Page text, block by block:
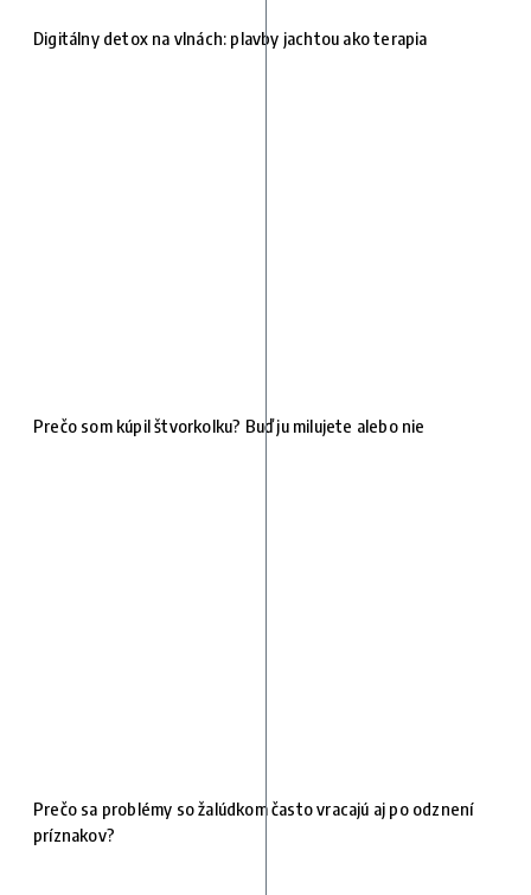
Digitálny detox na vlnách: plavby jachtou ako terapia
Prečo som kúpil štvorkolku? Buď ju milujete alebo nie
Prečo sa problémy so žalúdkom často vracajú aj po odznení
príznakov?